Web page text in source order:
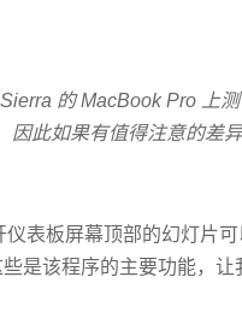
的 MacBook Pro 上
因此如果有值得注意的差
表板屏幕顶部的幻灯片可
是该程序的主要功能，让